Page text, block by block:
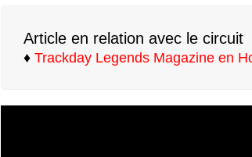
Article en relation avec le circuit
♦ Trackday Legends Magazine en